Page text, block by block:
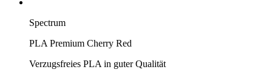
Spectrum
PLA Premium Cherry Red
Verzugsfreies PLA in guter Qualität